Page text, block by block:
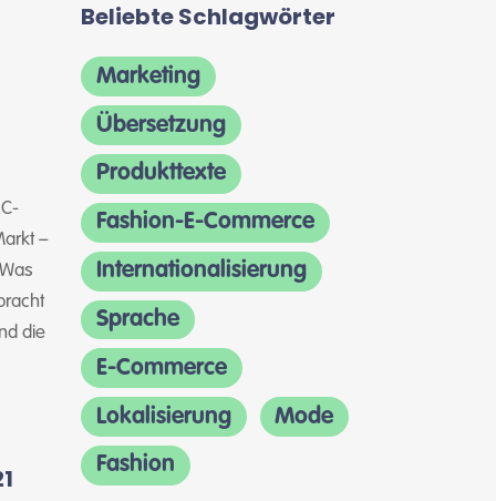
–
die
Beliebte Schlagwörter
Marketing
Übersetzung
Produkttexte
Fashion-E-Commerce
Internationalisierung
Sprache
E-Commerce
Lokalisierung Mode
Fashion